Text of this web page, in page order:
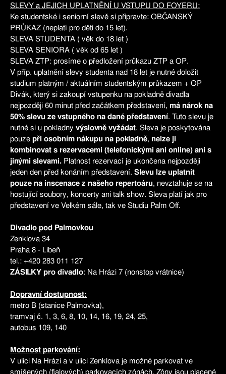
SLEVY a JEJICH UPLATNĚNÍ U VSTUPU DO FOYERU:
Ke studentské i seniorní slevě si připravte: OBČANSKÝ
PRŮKAZ (neplatí pro děti do 15 let).
SLEVA STUDENTA ( věk do 18 let )
SLEVA SENIORA ( věk od 65 let )
SLEVA ZTP: prosíme o předložení průkazu ZTP a OP.
V příp. uplatnění slevy studenta nad 18 let je nutné doložit
studium platným / aktuálním studentským průkazem + OP
Divák, který si zakoupí vstupenku na pokladně divadla
nejpozději 60 minut před začátkem představení, má nárok na
50% slevu ze vstupného na dané představení. Tuto slevu je
nutné si u pokladny výslovně vyžádat. Sleva je poskytována
pouze při osobním nákupu na pokladně, nelze ji
kombinovat s rezervacemi (telefonickými ani online) ani s
jinými slevami. Platnost rezervací je ukončena nejpozději
jeden den před konáním představení. Slevu lze uplatnit
pouze na inscenace z našeho repertoáru, nevztahuje se na
hostující soubory, koncerty ani talk show. Sleva platí jak pro
představení ve Velkém sále, tak ve Studiu Palm Off.
Divadlo pod Palmovkou
Zenklova 34
Praha 8 - Libeň
tel.: +420 283 011 127
ZÁSILKY pro divadlo: Na Hrázi 7 (nonstop vrátnice)
Dopravní dostupnost:
metro B (stanice Palmovka),
tramvaj č. 1, 3, 6, 8, 10, 14, 16, 19, 24, 25,
autobus 109, 140
Možnost parkování:
V ulici Na Hrázi a v ulici Zenklova je možné parkovat ve
smíšených (fialových) parkovacích zónách. Zóny jsou placené